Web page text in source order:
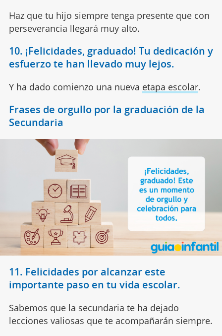
Haz que tu hijo siempre tenga presente que con
perseverancia llegará muy alto.
10. ¡Felicidades, graduado! Tu dedicación y
esfuerzo te han llevado muy lejos.
Y ha dado comienzo una nueva etapa escolar.
Frases de orgullo por la graduación de la
Secundaria
11. Felicidades por alcanzar este
importante paso en tu vida escolar.
Sabemos que la secundaria te ha dejado
lecciones valiosas que te acompañarán siempre.